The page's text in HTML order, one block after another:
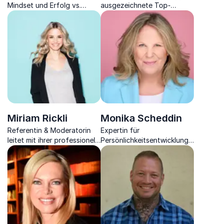
Mindset und Erfolg vs.
Misserfolg, Ex-Tennisprofi
als auch Autor.
ausgezeichnete Top-
Keynote-Speakerin für
Resilienz, Mut &
Veränderungsbereitschaft.
Miriam Rickli
Referentin & Moderatorin
leitet mit ihrer professionell
charmanten Art unzählige
nationale und internationale
Veranstaltungen.
Monika Scheddin
Expertin für
Persönlichkeitsentwicklung,
Veränderungen, Self-
Empowerment &
Erfolgsstrategie
Networking.